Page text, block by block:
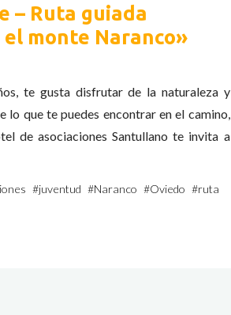
– Ruta guiada
monte Naranco»
te gusta disfrutar de la naturaleza y
lo que te puedes encontrar en el camino,
de asociaciones Santullano te invita a
#juventud #Naranco #Oviedo #ruta